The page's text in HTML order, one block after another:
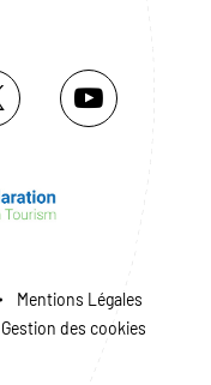
Mentions Légales
Gestion des cookies